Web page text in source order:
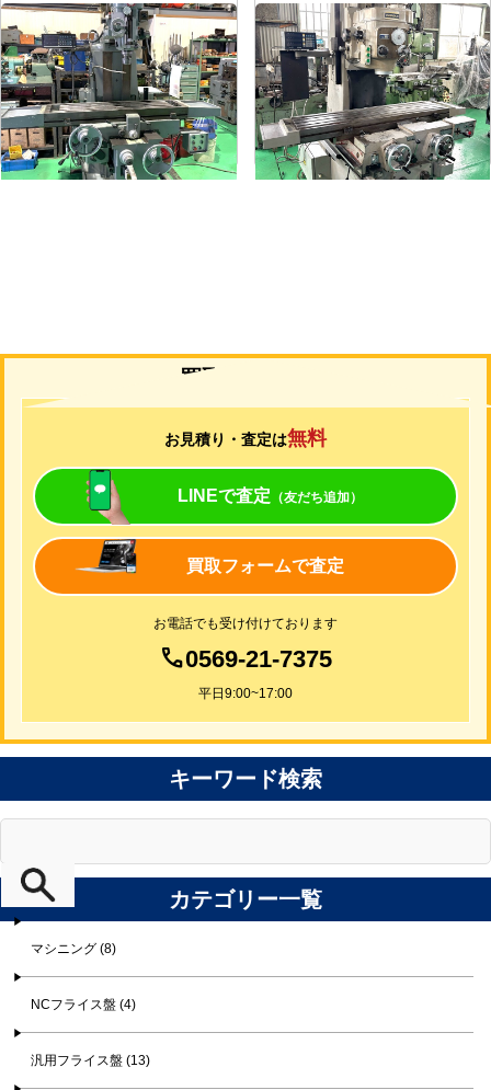
#1.5ラムフライス盤
メーカー 静岡
形 式VHR-A
年 式1989
#2立フライス盤
メーカー 山崎技研
形 式 YZ-75
年 式1992
買取について
お見積り・査定は無料
LINEで査定 （友だち追加）
買取フォームで査定
お電話でも受け付けております
0569-21-7375
平日9:00~17:00
キーワード検索
カテゴリー一覧
マシニング (8)
NCフライス盤 (4)
汎用フライス盤 (13)